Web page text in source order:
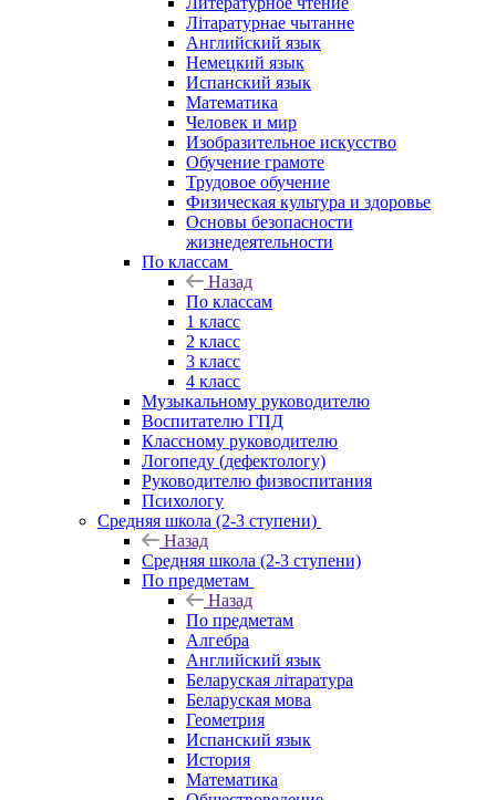
Літаратурнае чытанне
Английский язык
Немецкий язык
Испанский язык
Математика
Человек и мир
Изобразительное искусство
Обучение грамоте
Трудовое обучение
Физическая культура и здоровье
Основы безопасности
жизнедеятельности
По классам
Назад
По классам
1 класс
2 класс
3 класс
4 класс
Музыкальному руководителю
Воспитателю ГПД
Классному руководителю
Логопеду (дефектологу)
Руководителю физвоспитания
Психологу
Средняя школа (2-3 ступени)
Назад
Средняя школа (2-3 ступени)
По предметам
Назад
По предметам
Алгебра
Английский язык
Беларуская літаратура
Беларуская мова
Геометрия
Испанский язык
История
Математика